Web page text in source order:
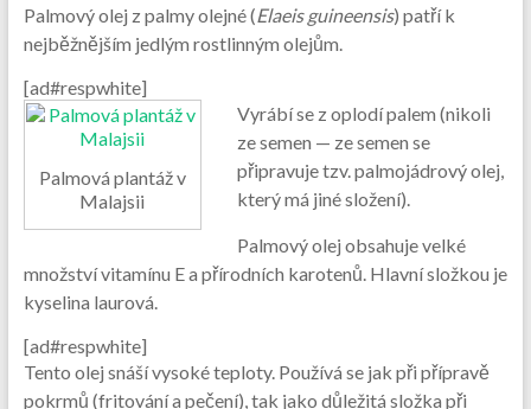
Palmový olej z palmy olejné (Elaeis guineensis) patří k
nejběžnějším jedlým rostlinným olejům.
[ad#respwhite]
Palmová plantáž v
Malajsii
Vyrábí se z oplodí palem (nikoli
ze semen — ze semen se
připravuje tzv. palmojádrový olej,
který má jiné složení).
Palmový olej obsahuje velké
množství vitamínu E a přírodních karotenů. Hlavní složkou je
kyselina laurová.
[ad#respwhite]
Tento olej snáší vysoké teploty. Používá se jak při přípravě
pokrmů (fritování a pečení), tak jako důležitá složka při